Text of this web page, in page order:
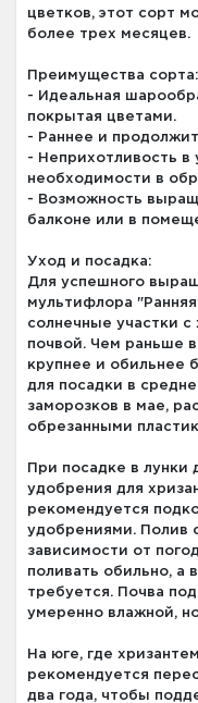
цветков, этот сорт
более трех месяцев.
Преимущества сорта:
- Идеальная
покрытая цветами.
- Раннее и
- Неприхотливость в
необходимости в
- Возможность
балконе или в
Уход и посадка:
Для успешного
мультифлора
солнечные участки
почвой. Чем раньше
крупнее и обильнее
для посадки в
заморозков в мае,
обрезанными
При посадке в лунки
удобрения для
рекомендуется
удобрениями. Полив
зависимости от
поливать обильно, а
требуется. Почва
умеренно влажной,
На юге, где
рекомендуется
два года, чтобы